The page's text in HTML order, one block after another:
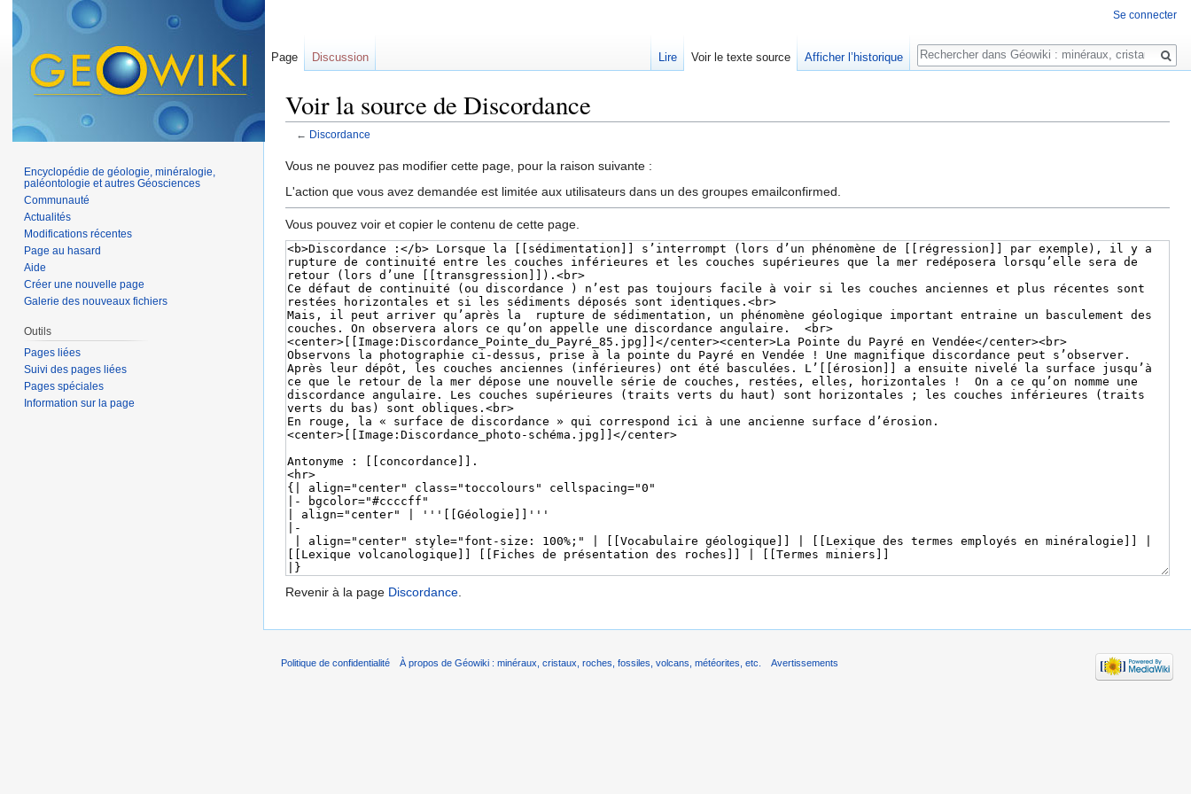
Voir la source de Discordance
← Discordance
Vous ne pouvez pas modifier cette page, pour la raison suivante :
L'action que vous avez demandée est limitée aux utilisateurs dans un des groupes emailconfirmed.
Vous pouvez voir et copier le contenu de cette page.
Revenir à la page Discordance.
Se connecter
Page Discussion Lire Voir le texte source Afficher l’historique
Rechercher
Encyclopédie de géologie, minéralogie,
paléontologie et autres Géosciences
Communauté
Actualités
Modifications récentes
Page au hasard
Aide
Créer une nouvelle page
Galerie des nouveaux fichiers
Outils
Pages liées
Suivi des pages liées
Pages spéciales
Information sur la page
Politique de confidentialité À propos de Géowiki : minéraux, cristaux, roches, fossiles, volcans, météorites, etc. Avertissements